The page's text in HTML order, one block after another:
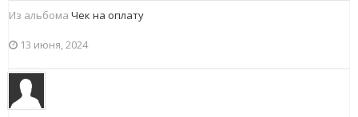
Из альбома Чек на оплату
13 июня, 2024